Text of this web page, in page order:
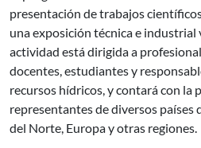
presentación de trabajos
una exposición técnica e industrial
actividad está dirigida a
docentes, estudiantes y
recursos hídricos, y contará con la
representantes de diversos países
del Norte, Europa y otras regiones.